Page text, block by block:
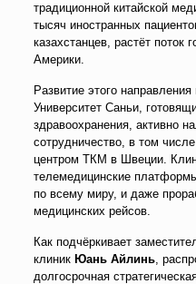
традиционной китайской
тысяч иностранных
казахстанцев, растёт поток
Америки.
Развитие этого
Университет Саньи,
здравоохранения, активно
сотрудничество, в том
центром ТКМ в Швеции.
телемедицинские
по всему миру, и даже
медицинских рейсов.
Как подчёркивает
клиник Юань Айлинь,
долгосрочная